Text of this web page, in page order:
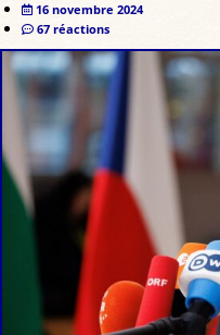
16 novembre 2024
67 réactions